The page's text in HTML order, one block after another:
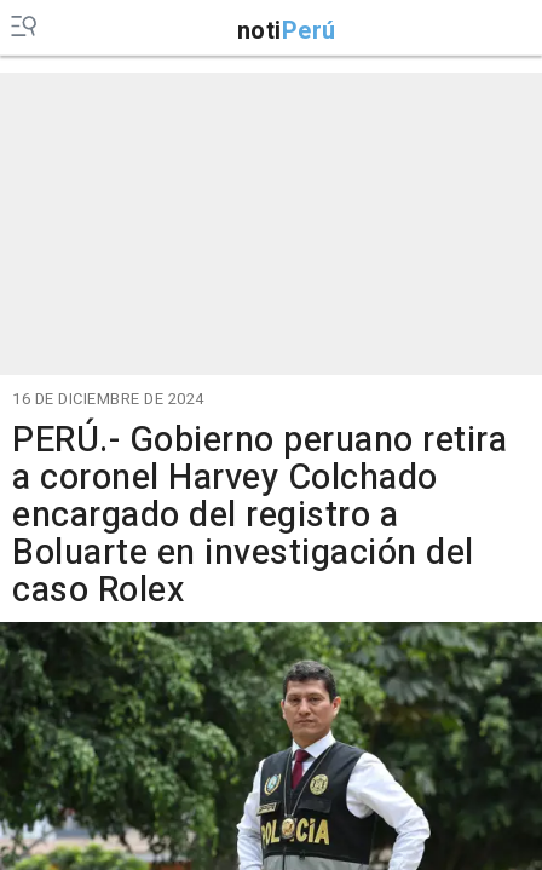
notiPerú
16 DE DICIEMBRE DE 2024
PERÚ.- Gobierno peruano retira
a coronel Harvey Colchado
encargado del registro a
Boluarte en investigación del
caso Rolex